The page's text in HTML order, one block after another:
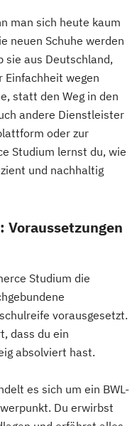
man sich heute kaum
neuen Schuhe werden
sie aus Deutschland,
Einfachheit wegen
statt den Weg in den
andere Dienstleister
oder zur
Studium lernst du, wie
und nachhaltig
Voraussetzungen
Studium die
vorausgesetzt.
dass du ein
absolviert hast.
es sich um ein BWL-
Du erwirbst